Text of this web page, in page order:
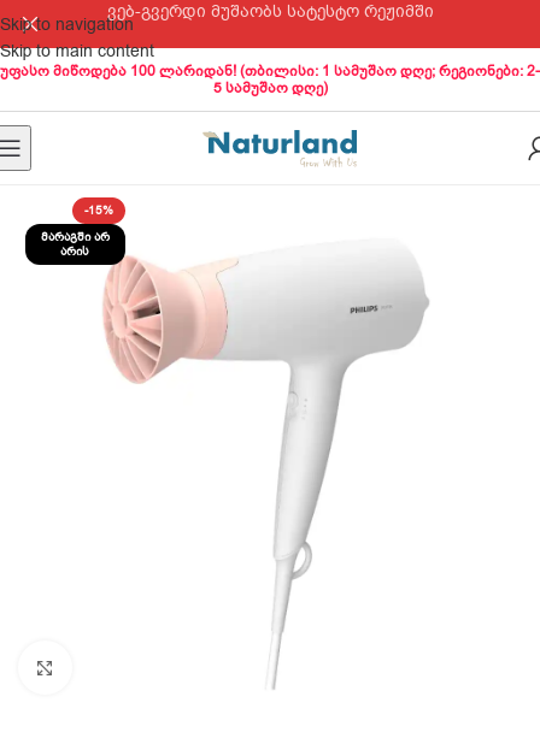
Skip to navigation
Skip to main content
ვებ-გვერდი მუშაობს სატესტო რეჟიმში
უფასო მიწოდება 100 ლარიდან! (თბილისი: 1 სამუშაო დღე; რეგიონები: 2-
5 სამუშაო დღე)
-15%
ᲛᲐᲠᲐᲒᲨᲘ ᲐᲠ
ᲐᲠᲘᲡ